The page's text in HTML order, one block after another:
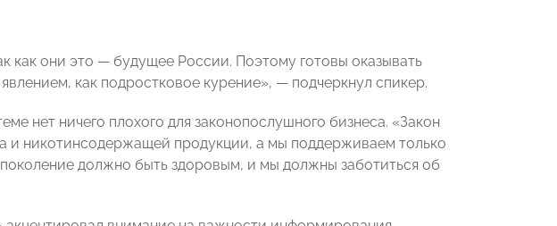
как они это — будущее России. Поэтому готовы оказывать
как подростковое курение», — подчеркнул спикер.
нет ничего плохого для законопослушного бизнеса. «Закон
и никотинсодержащей продукции, а мы поддерживаем только
должно быть здоровым, и мы должны заботиться об